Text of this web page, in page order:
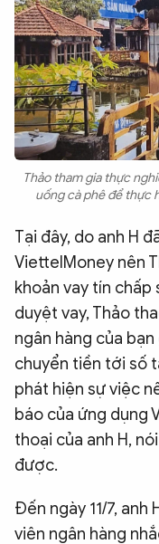
Thảo tham gia thực
uống cà phê để thực
Tại đây, do anh H
ViettelMoney nên
khoản vay tín
duyệt vay, Thảo
ngân hàng của
chuyển tiền tới số
phát hiện sự việc
báo của ứng dụng
thoại của anh H,
được.
Đến ngày 11/7,
viên ngân hàng